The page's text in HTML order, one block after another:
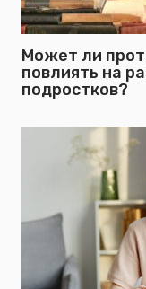
Может ли
повлиять на
подростков?